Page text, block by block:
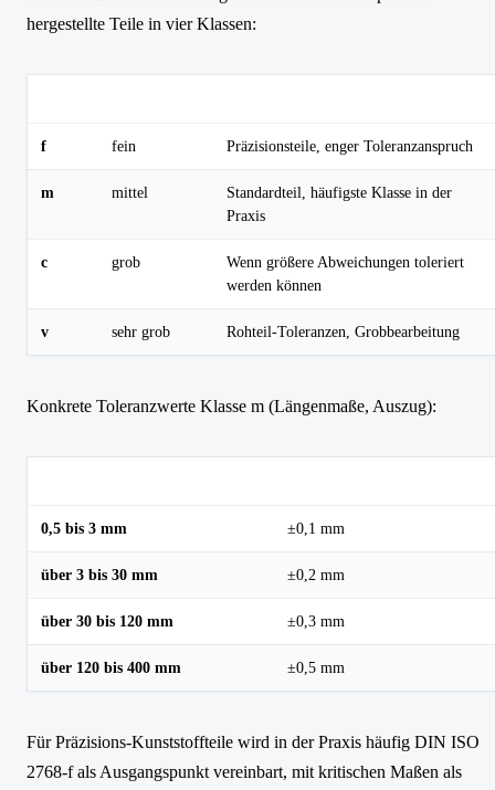
hergestellte Teile in vier Klassen:
f fein Präzisionsteile, enger Toleranzanspruch
m mittel
Standardteil, häufigste Klasse in der
Praxis
c grob
Wenn größere Abweichungen toleriert
werden können
v sehr grob Rohteil-Toleranzen, Grobbearbeitung
Konkrete Toleranzwerte Klasse m (Längenmaße, Auszug):
0,5 bis 3 mm ±0,1 mm
über 3 bis 30 mm ±0,2 mm
über 30 bis 120 mm ±0,3 mm
über 120 bis 400 mm ±0,5 mm
Für Präzisions-Kunststoffteile wird in der Praxis häufig DIN ISO
2768-f als Ausgangspunkt vereinbart, mit kritischen Maßen als